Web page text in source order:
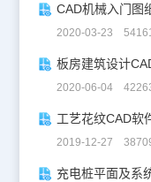
2020-03-23
板房建筑设计
2020-06-04
工艺花纹CAD软
2019-12-27
充电桩平面及系